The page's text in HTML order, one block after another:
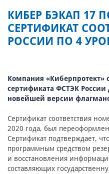
КИБЕР БЭКАП 17
СЕРТИФИКАТ
РОССИИ ПО 4
Компания «Киберпротект»
сертификата ФСТЭК России
новейшей версии
Сертификат соответствия
2020 года, был переоформлен
Сертификат подтверждает,
программным средством
и восстановления
составляющих